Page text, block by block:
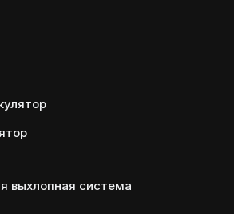
выхлопная система